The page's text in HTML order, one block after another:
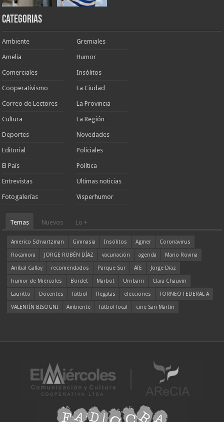
Categorias
Ambiente
Amelia
Comerciales
Cooperativismo
Correo de Lectores
Cultura
Deportes
Editorial
El País
Entrevistas
Fotogalerías
Gremiales
Humor
Insólitos
La Ciudad
La Provincia
La Región
Novedades
Policiales
Política
Ultimas noticias
Visperhumor
Temas Nuevos Lo +
Americo Schvartzman Gimnasia Insólitos Agmer
Coronavirus
Rocamora
JORGE RUBÉN DÍAZ vacunación agenda
Mario Rovina
Aníbal Gallay
recomendados Parque Sur ATE
Jorge Díaz
humor de Miércoles
Bordet Marbot Urribarri
Clara Chauvín
Lauritto
Docentes fútbol Regatas elecciones
TORNEO FEDERAL A
VALENTÍN BISOGNI
Ambiente fútbol local cine San Martín